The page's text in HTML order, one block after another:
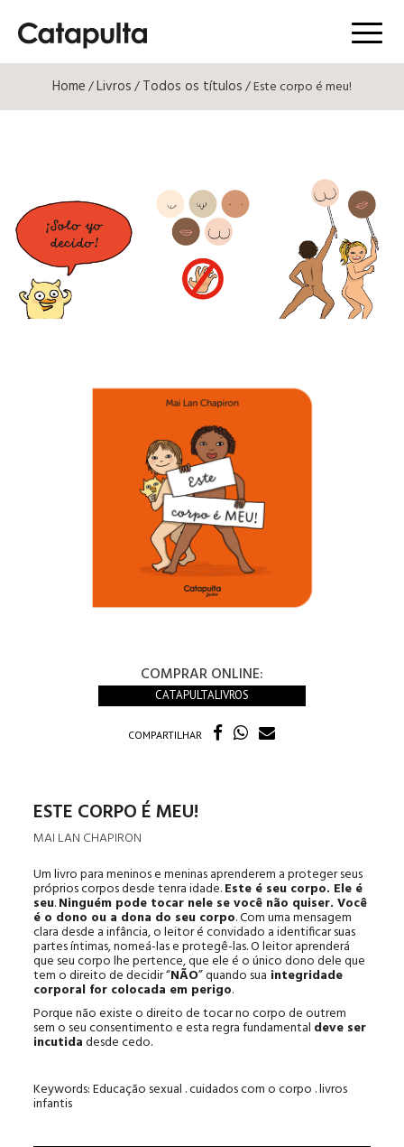
Menú
Home/Livros/Todos os títulos/ Este corpo é meu!
COMPRAR ONLINE:
CATAPULTALIVROS
COMPARTILHAR
ESTE CORPO É MEU!
MAI LAN CHAPIRON
Um livro para meninos e meninas aprenderem a proteger seus
próprios corpos desde tenra idade.Este é seu corpo. Ele é
seu.Ninguém pode tocar nele se você não quiser. Você
é o dono ou a dona do seu corpo. Com uma mensagem
clara desde a infância, o leitor é convidado a identificar suas
partes íntimas, nomeá-las e protegê-las. O leitor aprenderá
que seu corpo lhe pertence, que ele é o único dono dele que
tem o direito de decidir “NÃO” quando sua integridade
corporal for colocada em perigo.
Porque não existe o direito de tocar no corpo de outrem
sem o seu consentimento e esta regra fundamental deve ser
incutidadesde cedo.
Keywords: Educação sexual . cuidados com o corpo . livros
infantis